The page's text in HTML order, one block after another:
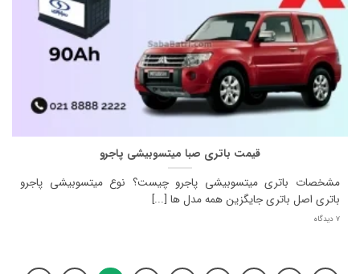
قیمت باتری صبا میتسوبیشی پاجرو
مشخصات باتری میتسوبیشی پاجرو چیست؟ نوع میتسوبیشی پاجرو
باتری اصل باتری جایگزین همه مدل ها [...]
7 دیدگاه